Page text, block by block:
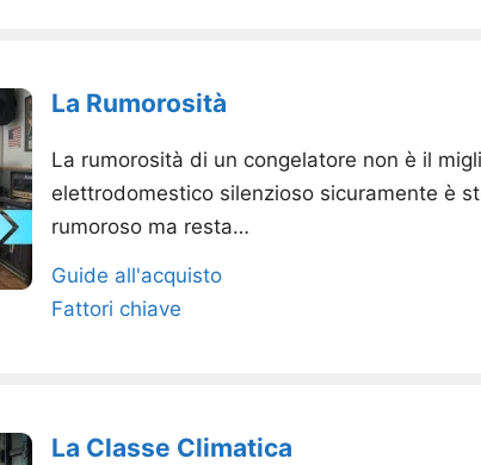
La Rumorosità
La rumorosità di un congelatore non è il
elettrodomestico silenzioso sicuramente è
rumoroso ma resta…
Guide all'acquisto
Fattori chiave
La Classe Climatica